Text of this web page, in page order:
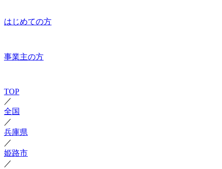
はじめての方
事業主の方
TOP
／
全国
／
兵庫県
／
姫路市
／